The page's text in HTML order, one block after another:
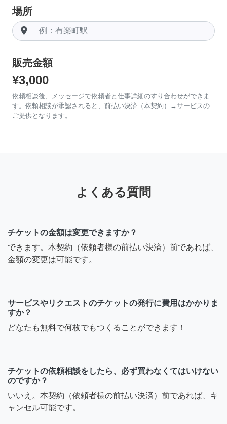
場所
room
販売金額
¥3,000
依頼相談後、メッセージで依頼者と仕事詳細のすり合わせができま
す。依頼相談が承認されると、前払い決済（本契約）→サービスの
ご提供となります。
よくある質問
チケットの金額は変更できますか？
できます。本契約（依頼者様の前払い決済）前であれば、
金額の変更は可能です。
サービスやリクエストのチケットの発行に費用はかかりま
すか？
どなたも無料で何枚でもつくることができます！
チケットの依頼相談をしたら、必ず買わなくてはいけない
のですか？
いいえ。本契約（依頼者様の前払い決済）前であれば、キ
ャンセル可能です。